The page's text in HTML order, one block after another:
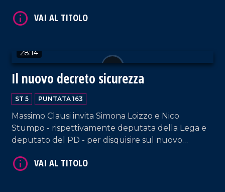
(relatore della nuova legge sulle borse di studio)
28:14
Il nuovo decreto sicurezza
ST 5 PUNTATA 163
Massimo Clausi invita Simona Loizzo e Nico
Stumpo - rispettivamente deputata della Lega e
deputato del PD - per disquisire sul nuovo
polemiche.
VAI AL TITOLO
VAI AL TITOLO